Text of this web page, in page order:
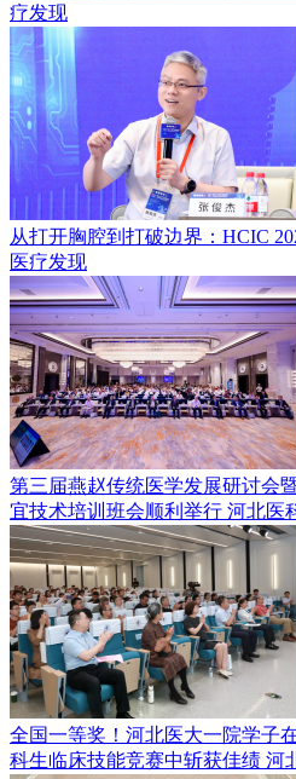
疗发现
从打开胸腔到打破边界：HCIC
医疗发现
第三届燕赵传统医学发展研讨会
宜技术培训班会顺利举行 河北医
全国一等奖！河北医大一院学子
科生临床技能竞赛中斩获佳绩 河